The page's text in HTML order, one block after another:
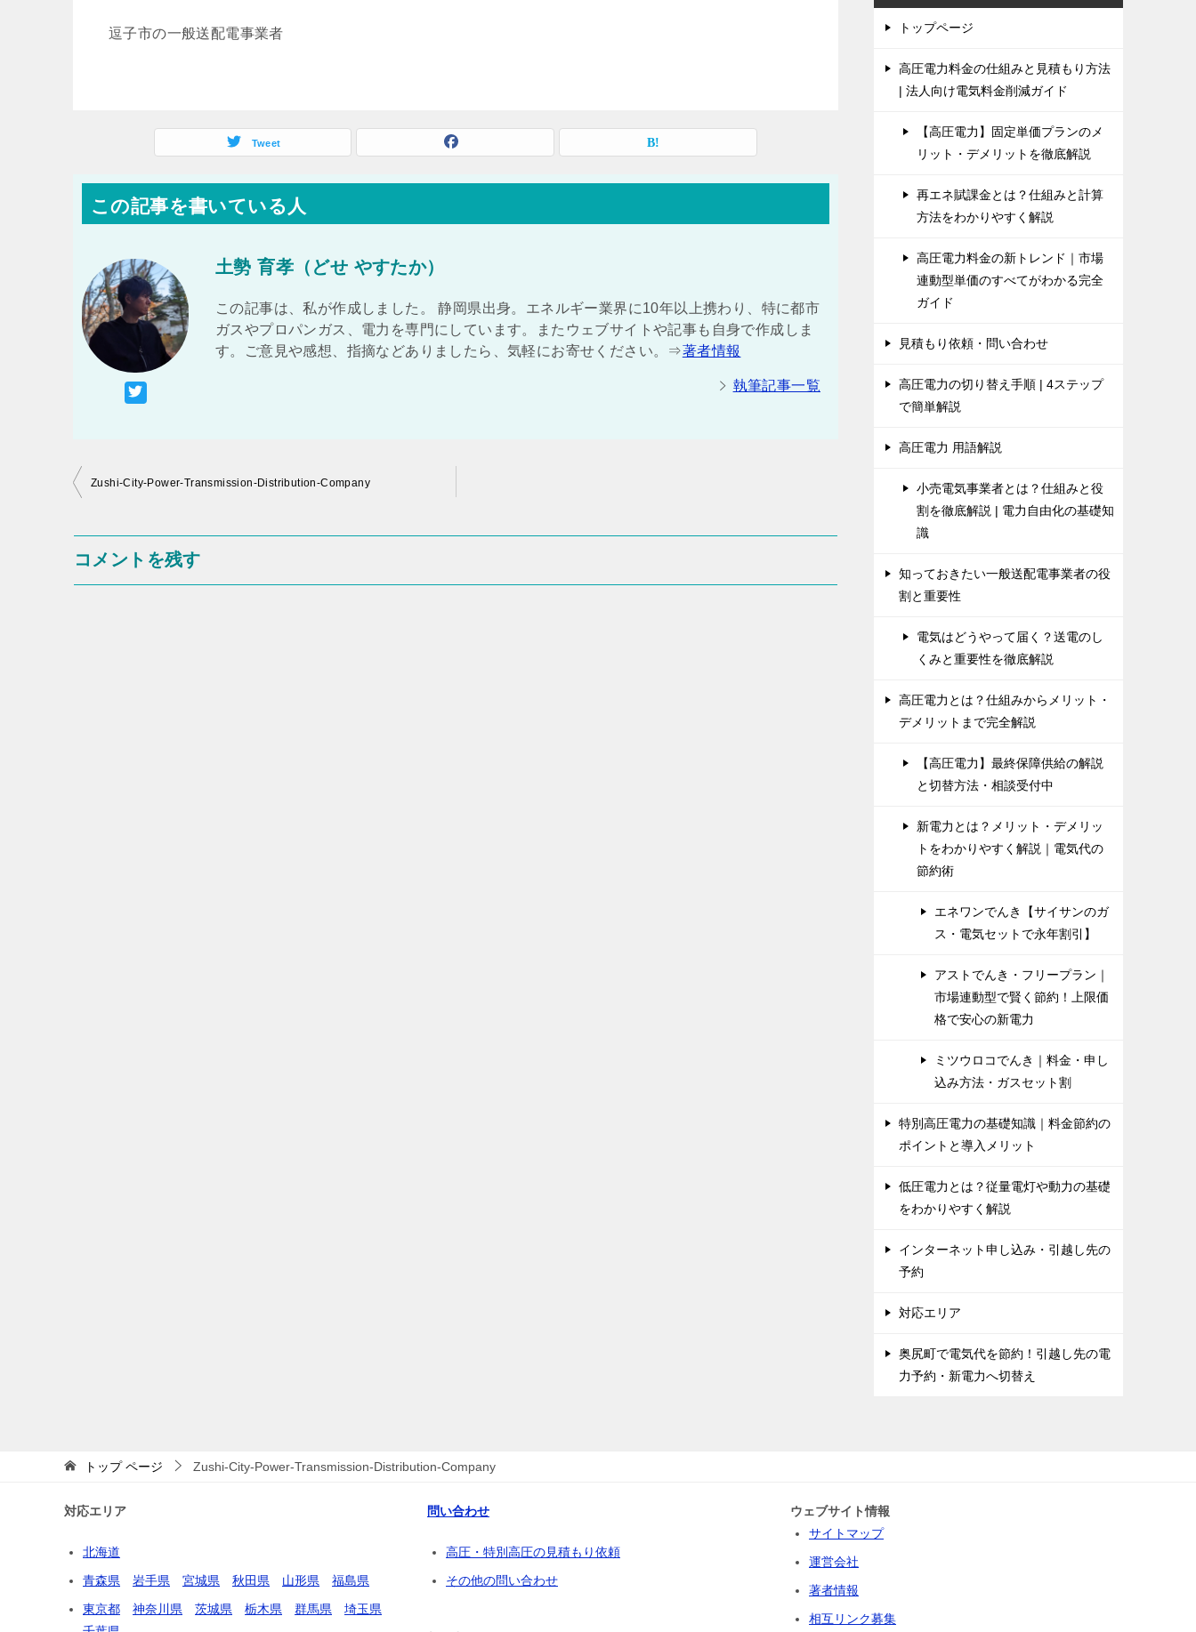
逗子市の一般送配電事業者
Tweet
この記事を書いている人
土勢 育孝（どせ やすたか）
この記事は、私が作成しました。 静岡県出身。エネルギー業界に10年以上携わり、特に都市
ガスやプロパンガス、電力を専門にしています。またウェブサイトや記事も自身で作成しま
す。ご意見や感想、指摘などありましたら、気軽にお寄せください。⇒著者情報
執筆記事一覧
投
ナ
ビ
Zushi-City-Power-Transmission-Distribution-Company
コメントを残す
トップページ
高圧電力料金の仕組みと見積もり方法
| 法人向け電気料金削減ガイド
【高圧電力】固定単価プランのメ
リット・デメリットを徹底解説
再エネ賦課金とは？仕組みと計算
方法をわかりやすく解説
高圧電力料金の新トレンド｜市場
連動型単価のすべてがわかる完全
ガイド
見積もり依頼・問い合わせ
高圧電力の切り替え手順 | 4ステップ
で簡単解説
高圧電力 用語解説
小売電気事業者とは？仕組みと役
割を徹底解説 | 電力自由化の基礎知
識
知っておきたい一般送配電事業者の役
割と重要性
電気はどうやって届く？送電のし
くみと重要性を徹底解説
高圧電力とは？仕組みからメリット・
デメリットまで完全解説
【高圧電力】最終保障供給の解説
と切替方法・相談受付中
新電力とは？メリット・デメリッ
トをわかりやすく解説｜電気代の
節約術
エネワンでんき【サイサンのガ
ス・電気セットで永年割引】
アストでんき・フリープラン｜
市場連動型で賢く節約！上限価
格で安心の新電力
ミツウロコでんき｜料金・申し
込み方法・ガスセット割
特別高圧電力の基礎知識｜料金節約の
ポイントと導入メリット
低圧電力とは？従量電灯や動力の基礎
をわかりやすく解説
インターネット申し込み・引越し先の
予約
対応エリア
奥尻町で電気代を節約！引越し先の電
力予約・新電力へ切替え
トップページ Zushi-City-Power-Transmission-Distribution-Company
対応エリア
北海道
青森県
岩手県 宮城県 秋田県 山形県
福島県
東京都
神奈川県 茨城県 栃木県 群馬県
埼玉県
問い合わせ
高圧・特別高圧の見積もり依頼
その他の問い合わせ
ウェブサイト情報
サイトマップ
運営会社
著者情報
相互リンク募集